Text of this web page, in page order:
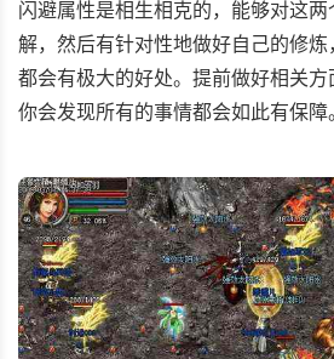
闪避属性是相生相克的，能够对这
解，然后有针对性地做好自己的修
都会有极大的好处。提前做好相关方
你会发现所有的事情都会如此有保障。